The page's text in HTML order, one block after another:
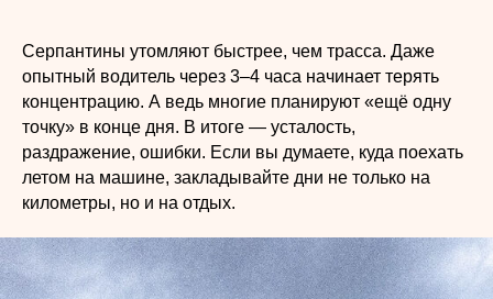
Серпантины утомляют быстрее, чем трасса. Даже
опытный водитель через 3–4 часа начинает терять
концентрацию. А ведь многие планируют «ещё одну
точку» в конце дня. В итоге — усталость,
раздражение, ошибки. Если вы думаете, куда поехать
летом на машине, закладывайте дни не только на
километры, но и на отдых.